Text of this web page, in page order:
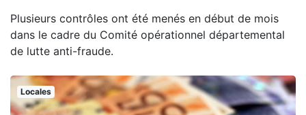
Plusieurs contrôles ont été menés en début de mois
dans le cadre du Comité opérationnel départemental
de lutte anti-fraude.
Locales